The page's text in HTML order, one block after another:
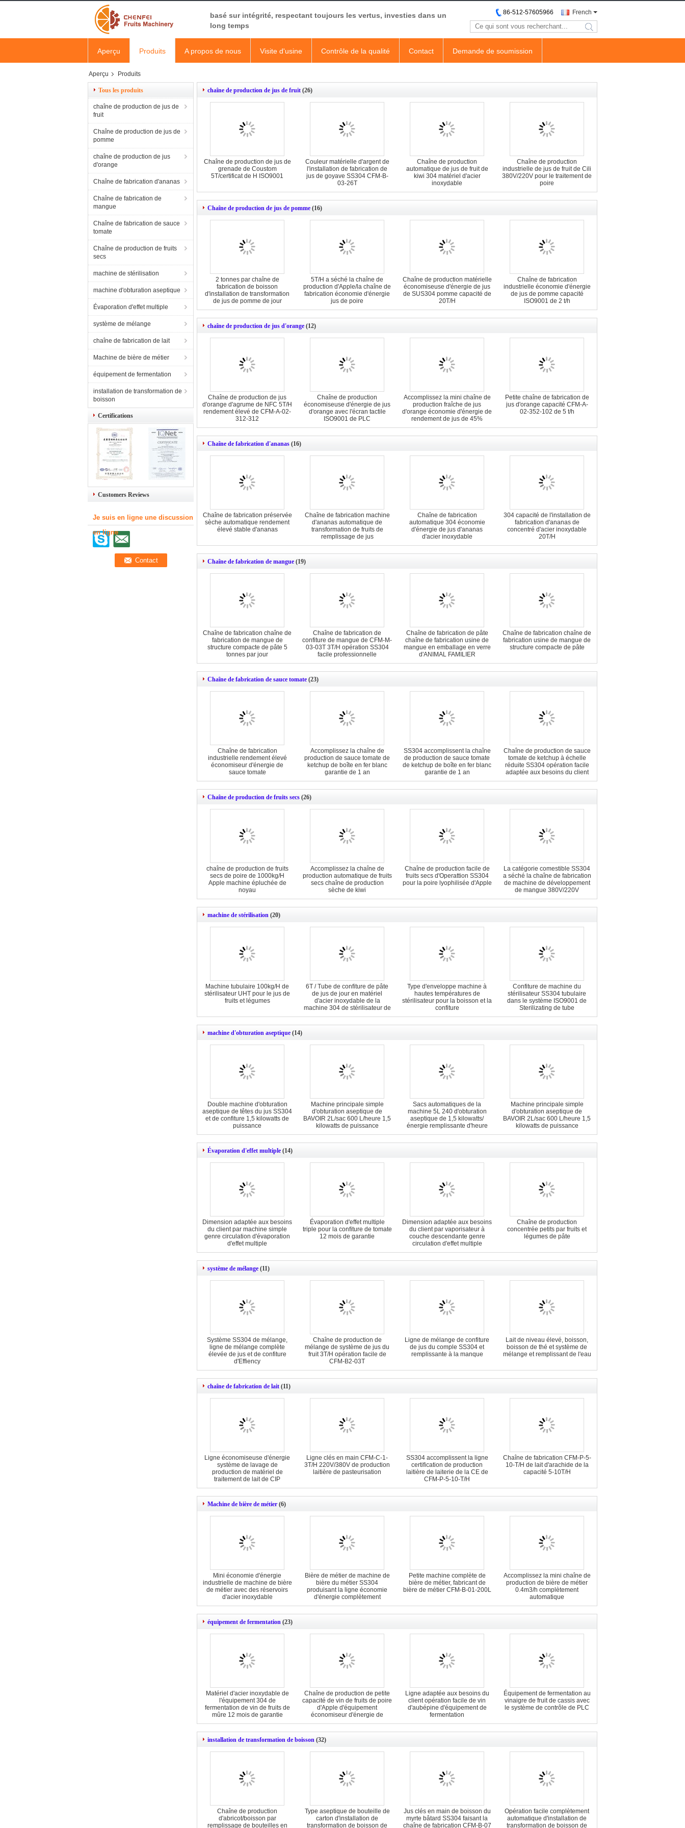
basé sur intégrité, respectant toujours les vertus, investies dans un
long temps
French
86-512-57605966
search
Aperçu Produits A propos de nous Visite d'usine Contrôle de la qualité Contact Demande de soumission
Aperçu Produits
Tous les produits
chaîne de production de jus de
fruit
Chaîne de production de jus de
pomme
chaîne de production de jus
d'orange
Chaîne de fabrication d'ananas
Chaîne de fabrication de
mangue
Chaîne de fabrication de sauce
tomate
Chaîne de production de fruits
secs
machine de stérilisation
machine d'obturation aseptique
Évaporation d'effet multiple
système de mélange
chaîne de fabrication de lait
Machine de bière de métier
équipement de fermentation
installation de transformation de
boisson
Certifications
Customers Reviews
Je suis en ligne une discussion
en ligne
chaîne de production de jus de fruit (26)
Chaîne de production de jus de
grenade de Coustom
5T/certificat de H ISO9001
Couleur matérielle d'argent de
l'installation de fabrication de
jus de goyave SS304 CFM-B-
03-26T
Chaîne de production
automatique de jus de fruit de
kiwi 304 matériel d'acier
inoxydable
Chaîne de production
industrielle de jus de fruit de Cili
380V/220V pour le traitement de
poire
Chaîne de production de jus de pomme (16)
2 tonnes par chaîne de
fabrication de boisson
d'installation de transformation
de jus de pomme de jour
5T/H a séché la chaîne de
production d'Apple/la chaîne de
fabrication économie d'énergie
jus de poire
Chaîne de production matérielle
économiseuse d'énergie de jus
de SUS304 pomme capacité de
20T/H
Chaîne de fabrication
industrielle économie d'énergie
de jus de pomme capacité
ISO9001 de 2 t/h
chaîne de production de jus d'orange (12)
Chaîne de production de jus
d'orange d'agrume de NFC 5T/H
rendement élevé de CFM-A-02-
312-312
Chaîne de production
économiseuse d'énergie de jus
d'orange avec l'écran tactile
ISO9001 de PLC
Accomplissez la mini chaîne de
production fraîche de jus
d'orange économie d'énergie de
rendement de jus de 45%
Petite chaîne de fabrication de
jus d'orange capacité CFM-A-
02-352-102 de 5 t/h
Chaîne de fabrication d'ananas (16)
Chaîne de fabrication préservée
sèche automatique rendement
élevé stable d'ananas
Chaîne de fabrication machine
d'ananas automatique de
transformation de fruits de
remplissage de jus
Chaîne de fabrication
automatique 304 économie
d'énergie de jus d'ananas
d'acier inoxydable
304 capacité de l'installation de
fabrication d'ananas de
concentré d'acier inoxydable
20T/H
Chaîne de fabrication de mangue (19)
Chaîne de fabrication chaîne de
fabrication de mangue de
structure compacte de pâte 5
tonnes par jour
Chaîne de fabrication de
confiture de mangue de CFM-M-
03-03T 3T/H opération SS304
facile professionnelle
Chaîne de fabrication de pâte
chaîne de fabrication usine de
mangue en emballage en verre
d'ANIMAL FAMILIER
Chaîne de fabrication chaîne de
fabrication usine de mangue de
structure compacte de pâte
Chaîne de fabrication de sauce tomate (23)
Chaîne de fabrication
industrielle rendement élevé
économiseur d'énergie de
sauce tomate
Accomplissez la chaîne de
production de sauce tomate de
ketchup de boîte en fer blanc
garantie de 1 an
SS304 accomplissent la chaîne
de production de sauce tomate
de ketchup de boîte en fer blanc
garantie de 1 an
Chaîne de production de sauce
tomate de ketchup à échelle
réduite SS304 opération facile
adaptée aux besoins du client
de taille
Chaîne de production de fruits secs (26)
chaîne de production de fruits
secs de poire de 1000kg/H
Apple machine épluchée de
noyau
Accomplissez la chaîne de
production automatique de fruits
secs chaîne de production
sèche de kiwi
Chaîne de production facile de
fruits secs d'Operattion SS304
pour la poire lyophilisée d'Apple
La catégorie comestible SS304
a séché la chaîne de fabrication
de machine de développement
de mangue 380V/220V
machine de stérilisation (20)
Machine tubulaire 100kg/H de
stérilisateur UHT pour le jus de
fruits et légumes
6T / Tube de confiture de pâte
de jus de jour en matériel
d'acier inoxydable de la
machine 304 de stérilisateur de
tube
Type d'enveloppe machine à
hautes températures de
stérilisateur pour la boisson et la
confiture
Confiture de machine du
stérilisateur SS304 tubulaire
dans le système ISO9001 de
Sterilizating de tube
machine d'obturation aseptique (14)
Double machine d'obturation
aseptique de têtes du jus SS304
et de confiture 1,5 kilowatts de
puissance
Machine principale simple
d'obturation aseptique de
BAVOIR 2L/sac 600 L/heure 1,5
kilowatts de puissance
Sacs automatiques de la
machine 5L 240 d'obturation
aseptique de 1,5 kilowatts/
énergie remplissante d'heure
Machine principale simple
d'obturation aseptique de
BAVOIR 2L/sac 600 L/heure 1,5
kilowatts de puissance
Évaporation d'effet multiple (14)
Dimension adaptée aux besoins
du client par machine simple
genre circulation d'évaporation
d'effet multiple
Évaporation d'effet multiple
triple pour la confiture de tomate
12 mois de garantie
Dimension adaptée aux besoins
du client par vaporisateur à
couche descendante genre
circulation d'effet multiple
Chaîne de production
concentrée petits par fruits et
légumes de pâte
système de mélange (11)
Système SS304 de mélange,
ligne de mélange complète
élevée de jus et de confiture
d'Effiency
Chaîne de production de
mélange de système de jus du
fruit 3T/H opération facile de
CFM-B2-03T
Ligne de mélange de confiture
de jus du comple SS304 et
remplissante à la manque
Lait de niveau élevé, boisson,
boisson de thé et système de
mélange et remplissant de l'eau
chaîne de fabrication de lait (11)
Ligne économiseuse d'énergie
système de lavage de
production de matériel de
traitement de lait de CIP
Ligne clés en main CFM-C-1-
3T/H 220V/380V de production
laitière de pasteurisation
SS304 accomplissent la ligne
certification de production
laitière de laiterie de la CE de
CFM-P-5-10-T/H
Chaîne de fabrication CFM-P-5-
10-T/H de lait d'arachide de la
capacité 5-10T/H
Machine de bière de métier (6)
Mini économie d'énergie
industrielle de machine de bière
de métier avec des réservoirs
d'acier inoxydable
Bière de métier de machine de
bière du métier SS304
produisant la ligne économie
d'énergie complètement
automatique
Petite machine complète de
bière de métier, fabricant de
bière de métier CFM-B-01-200L
Accomplissez la mini chaîne de
production de bière de métier
0.4m3/h complètement
automatique
équipement de fermentation (23)
Matériel d'acier inoxydable de
l'équipement 304 de
fermentation de vin de fruits de
mûre 12 mois de garantie
Chaîne de production de petite
capacité de vin de fruits de poire
d'Apple d'équipement
économiseur d'énergie de
fermentation
Ligne adaptée aux besoins du
client opération facile de vin
d'aubépine d'équipement de
fermentation
Équipement de fermentation au
vinaigre de fruit de cassis avec
le système de contrôle de PLC
installation de transformation de boisson (32)
Chaîne de production
d'abricot/boisson par
remplissage de bouteilles en
Type aseptique de bouteille de
carton d'installation de
transformation de boisson de
Jus clés en main de boisson du
myrte bâtard SS304 faisant la
chaîne de fabrication CFM-B-07
Opération facile complètement
automatique d'installation de
transformation de boisson de